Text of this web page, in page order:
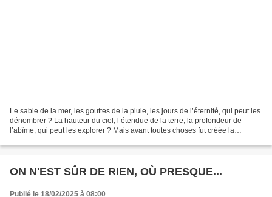
Le sable de la mer, les gouttes de la pluie, les jours de l’éternité, qui peut les
dénombrer ? La hauteur du ciel, l’étendue de la terre, la profondeur de
l’abîme, qui peut les explorer ? Mais avant toutes choses fut créée la
ON N'EST SÛR DE RIEN, OÙ PRESQUE...
Publié le 18/02/2025 à 08:00